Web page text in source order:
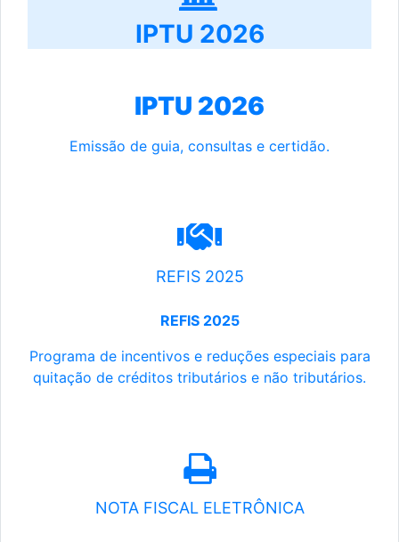
IPTU 2026
IPTU 2026
Emissão de guia, consultas e certidão.
REFIS 2025
REFIS 2025
Programa de incentivos e reduções especiais para
quitação de créditos tributários e não tributários.
NOTA FISCAL ELETRÔNICA